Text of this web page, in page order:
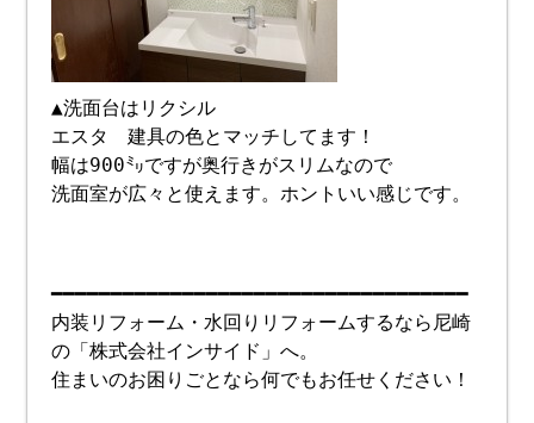
▲洗面台はリクシル
エスタ 建具の色とマッチしてます！
幅は900㍉ですが奥行きがスリムなので
洗面室が広々と使えます。ホントいい感じです。
━━━━━━━━━━━━━━━━━━━━━━━━━━━━━━━━━━━
内装リフォーム・水回りリフォームするなら尼崎
の「株式会社インサイド」へ。
住まいのお困りごとなら何でもお任せください！